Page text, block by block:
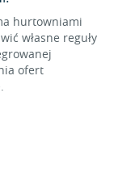
hurtowniami
własne reguły
ofert